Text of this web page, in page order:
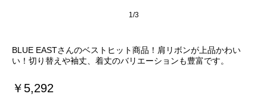
1/3
BLUE EASTさんのベストヒット商品！肩リボンが上品かわい
い！切り替えや袖丈、着丈のバリエーションも豊富です。
￥5,292